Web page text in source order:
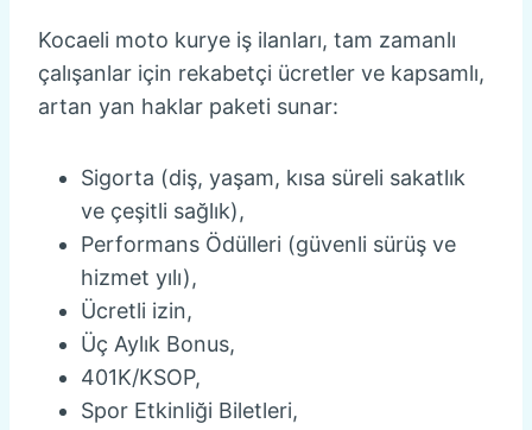
Kocaeli moto kurye iş ilanları, tam zamanlı
çalışanlar için rekabetçi ücretler ve kapsamlı,
artan yan haklar paketi sunar:
Sigorta (diş, yaşam, kısa süreli sakatlık
ve çeşitli sağlık),
Performans Ödülleri (güvenli sürüş ve
hizmet yılı),
Ücretli izin,
Üç Aylık Bonus,
401K/KSOP,
Spor Etkinliği Biletleri,